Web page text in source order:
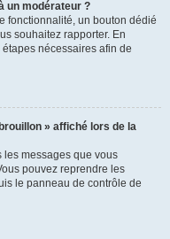
un modérateur ?
fonctionnalité, un bouton dédié
souhaitez rapporter. En
nécessaires afin de
» affiché lors de la
les messages que vous
pouvez reprendre les
le panneau de contrôle de